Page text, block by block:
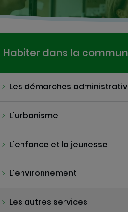
Habiter dans la
Les démarches
L'urbanisme
L'enfance et la jeunesse
L'environnement
Les autres services